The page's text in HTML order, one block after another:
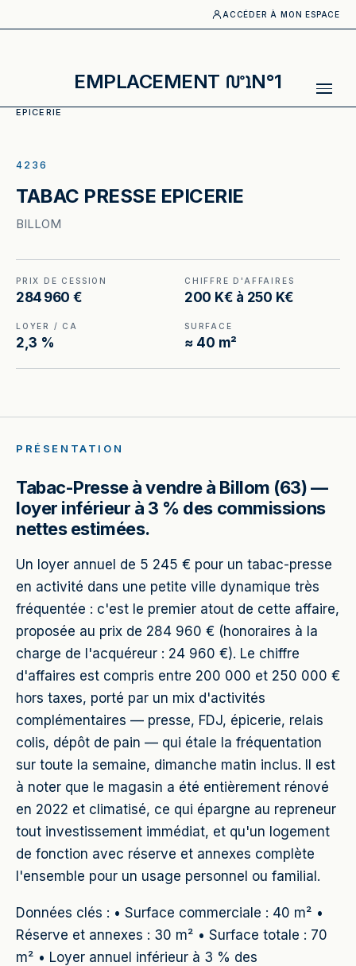
ACCÉDER À MON ESPACE
EMPLACEMENT N°1
EPICERIE
4236
TABAC PRESSE EPICERIE
BILLOM
PRIX DE CESSION
284 960 €
CHIFFRE D'AFFAIRES
200 K€ à 250 K€
LOYER / CA
2,3 %
SURFACE
≈ 40 m²
PRÉSENTATION
Tabac-Presse à vendre à Billom (63) —
loyer inférieur à 3 % des commissions
nettes estimées.
Un loyer annuel de 5 245 € pour un tabac-presse
en activité dans une petite ville dynamique très
fréquentée : c'est le premier atout de cette affaire,
proposée au prix de 284 960 € (honoraires à la
charge de l'acquéreur : 24 960 €). Le chiffre
d'affaires est compris entre 200 000 et 250 000 €
hors taxes, porté par un mix d'activités
complémentaires — presse, FDJ, épicerie, relais
colis, dépôt de pain — qui étale la fréquentation
sur toute la semaine, dimanche matin inclus. Il est
à noter que le magasin a été entièrement rénové
en 2022 et climatisé, ce qui épargne au repreneur
tout investissement immédiat, et qu'un logement
de fonction avec réserve et annexes complète
l'ensemble pour un usage personnel ou familial.
Données clés : • Surface commerciale : 40 m² •
Réserve et annexes : 30 m² • Surface totale : 70
m² • Loyer annuel inférieur à 3 % des